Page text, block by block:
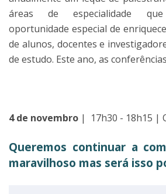
áreas de especialidade
oportunidade especial de
de alunos, docentes e
de estudo. Este ano, as
4 de novembro | 17h30 - 18h15 |
Queremos continuar a
maravilhoso mas será isso